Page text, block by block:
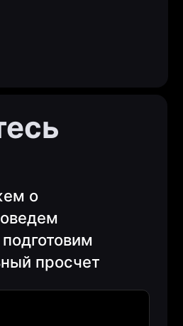
о
просчет
на обработку